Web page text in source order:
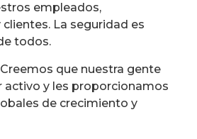
empleados,
La seguridad es
todos.
Creemos que nuestra gente
activo y les proporcionamos
de crecimiento y